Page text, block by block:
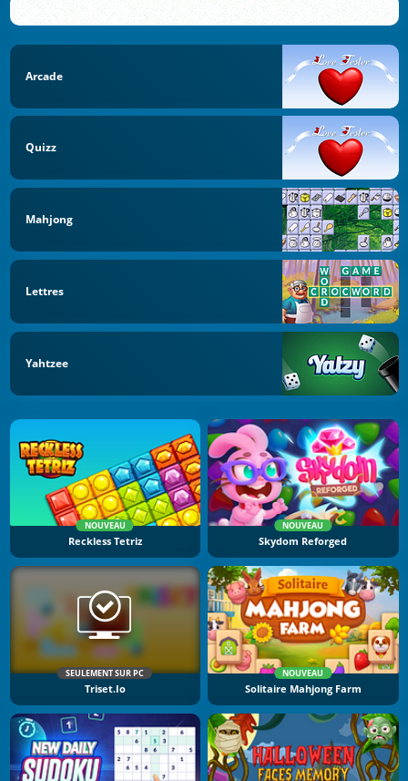
Arcade
Quizz
Mahjong
Lettres
Yahtzee
NOUVEAU
Reckless Tetriz
NOUVEAU
Skydom Reforged
SEULEMENT SUR PC
Triset.io
NOUVEAU
Solitaire Mahjong Farm